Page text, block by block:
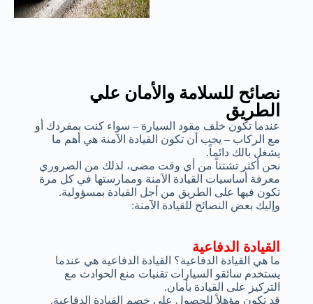
نصائح للسلامة والأمان علي
الطريق
عندما تكون خلف مقود السيارة – سواء كنت بمفردك أو
مع الركاب – يجب أن تكون القيادة الآمنة هي أهم ما
يشغل بالك دائماً.
نحن أكثر تشتتاً من أي وقت مضى، لذلك من الضروري
معرفة أساسيات القيادة الآمنة وممارستها في كل مرة
تكون فيها على الطريق من أجل القيادة بمسؤولية.
وإليك بعض النصائح للقيادة الآمنة:
القيادة الدفاعية
ما هي القيادة الدفاعية؟ القيادة الدفاعية هي عندما
يستخدم سائقو السيارات تقنيات منع الحوادث مع
التركيز على القيادة بأمان.
قد تكون مؤهلاً للحصول على خصم القيادة الدفاعية.